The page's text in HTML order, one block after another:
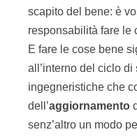
scapito del bene: è
responsabilità fare le
E fare le cose bene
all’interno del ciclo
ingegneristiche che
dell’aggiornamento
senz’altro un modo